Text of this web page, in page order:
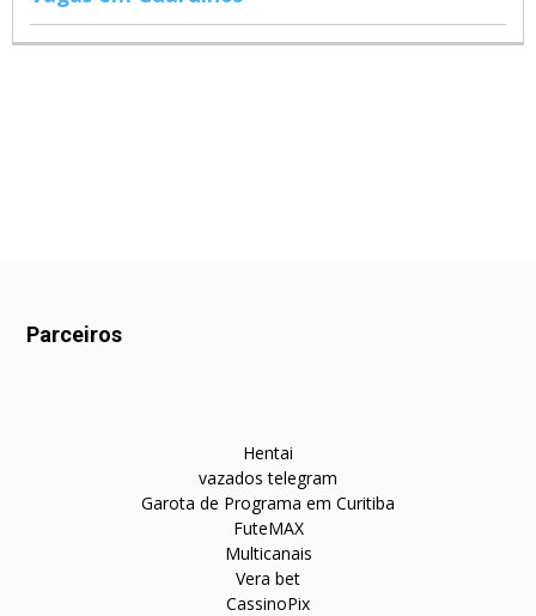
Parceiros
Hentai
vazados telegram
Garota de Programa em Curitiba
FuteMAX
Multicanais
Vera bet
CassinoPix